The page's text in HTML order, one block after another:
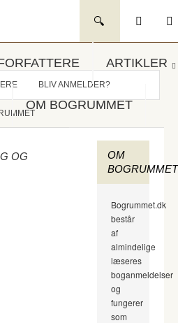
ARTIKLER
OM BOGRUMMET
BLIV ANMELDER?
OG
OM
BOGRUMMET
Bogrummet.dk
består
af
almindelige
læseres
boganmeldelser
og
fungerer
som